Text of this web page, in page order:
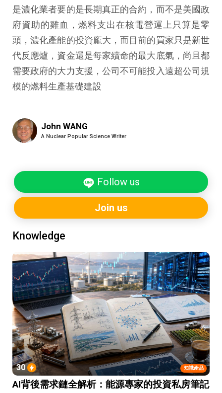
是濃化業者要的是長期真正的合約，而不是美國政
府資助的雞血，燃料支出在核電營運上只算是零
頭，濃化產能的投資龐大，而目前的買家只是新世
代反應爐，資金還是每家續命的最大底氣，尚且都
需要政府的大力支援，公司不可能投入遠超公司規
模的燃料生產基礎建設
John WANG
A Nuclear Popular Science Writer
Follow us
Join us
Knowledge
知識產品
30
AI背後需求鏈全解析：能源專家的投資私房筆記